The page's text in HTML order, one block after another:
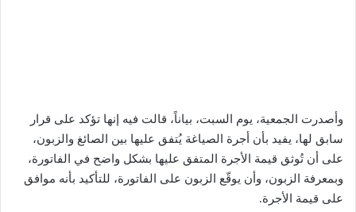
وأصدرت الجمعية، يوم السبت، بياناً، قالت فيه إنها تؤكد على قرار
سابق لها، يفيد بأن أجرة الصياغة يُتفق عليها بين الصائغ والزبون،
على أن تُوثق قيمة الأجرة المتفق عليها بشكل واضح في الفاتورة،
وبمعرفة الزبون، وأن يوقّع الزبون على الفاتورة، للتأكيد بأنه موافق
على قيمة الأجرة.